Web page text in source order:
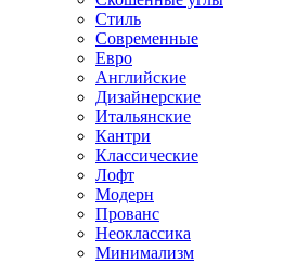
Стиль
Современные
Евро
Английские
Дизайнерские
Итальянские
Кантри
Классические
Лофт
Модерн
Прованс
Неоклассика
Минимализм